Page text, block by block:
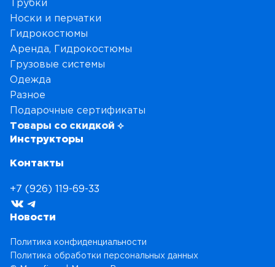
Трубки
Носки и перчатки
Гидрокостюмы
Аренда, Гидрокостюмы
Грузовые системы
Одежда
Разное
Подарочные сертификаты
Товары со скидкой ⟡
Инструкторы
Контакты
+7 (926) 119-69-33
ВКонтакте Telegram
Новости
Политика конфиденциальности
Политика обработки персональных данных